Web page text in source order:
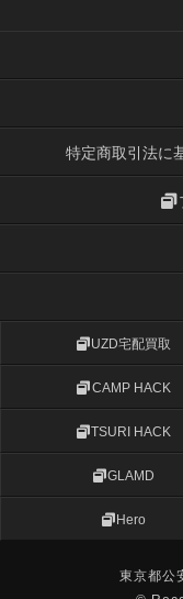
特定商取引法に
UZD宅配買取
CAMP HACK
TSURI HACK
GLAMD
Hero
東京都公